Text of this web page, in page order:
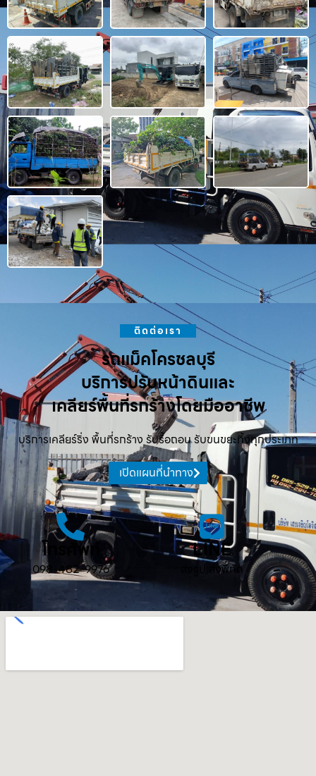
ติดต่อเรา
รถแม็คโครชลบุรี
บริการปรับหน้าดินและ
เคลียร์พื้นที่รกร้างโดยมืออาชีพ
บริการเคลียร์ริ่ง พื้นที่รกร้าง รับรื้อถอน รับขนขยะทิ้งทุกประเภท
เปิดแผนที่นำทาง
โทรศัพท์
098-482-9976
LINE
ส่งรูป ส่งพิกัด